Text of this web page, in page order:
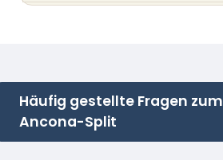
Häufig gestellte Fragen zum
Ancona-Split